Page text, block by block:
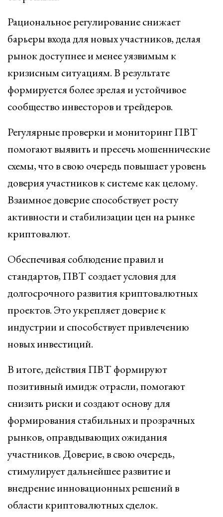
Рациональное регулирование снижает
барьеры входа для новых участников, делая
рынок доступнее и менее уязвимым к
кризисным ситуациям. В результате
формируется более зрелая и устойчивое
сообщество инвесторов и трейдеров.
Регулярные проверки и мониторинг ПВТ
помогают выявить и пресечь мошеннические
схемы, что в свою очередь повышает уровень
доверия участников к системе как целому.
Взаимное доверие способствует росту
активности и стабилизации цен на рынке
криптовалют.
Обеспечивая соблюдение правил и
стандартов, ПВТ создает условия для
долгосрочного развития криптовалютных
проектов. Это укрепляет доверие к
индустрии и способствует привлечению
новых инвестиций.
В итоге, действия ПВТ формируют
позитивный имидж отрасли, помогают
снизить риски и создают основу для
формирования стабильных и прозрачных
рынков, оправдывающих ожидания
участников. Доверие, в свою очередь,
стимулирует дальнейшее развитие и
внедрение инновационных решений в
области криптовалютных сделок.